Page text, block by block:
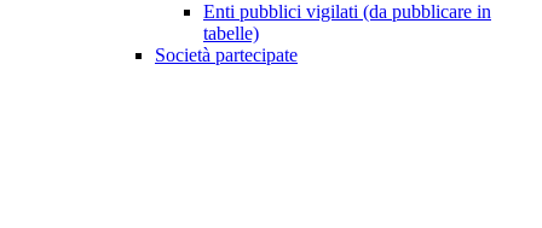
Enti pubblici vigilati (da pubblicare in
tabelle)
Società partecipate